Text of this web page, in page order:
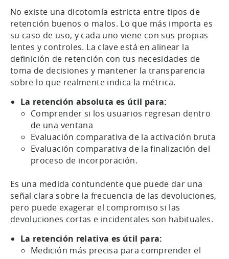
No existe una dicotomía estricta entre tipos de
retención buenos o malos. Lo que más importa es
su caso de uso, y cada uno viene con sus propias
lentes y controles. La clave está en alinear la
definición de retención con tus necesidades de
toma de decisiones y mantener la transparencia
sobre lo que realmente indica la métrica.
La retención absoluta es útil para:
Comprender si los usuarios regresan dentro
de una ventana
Evaluación comparativa de la activación bruta
Evaluación comparativa de la finalización del
proceso de incorporación.
Es una medida contundente que puede dar una
señal clara sobre la frecuencia de las devoluciones,
pero puede exagerar el compromiso si las
devoluciones cortas e incidentales son habituales.
La retención relativa es útil para:
Medición más precisa para comprender el